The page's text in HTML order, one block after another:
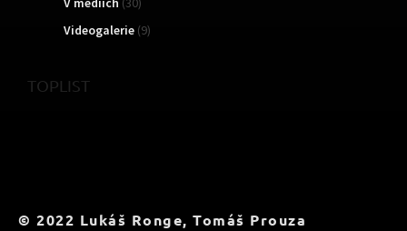
Videogalerie (9)
TOPLIST
© 2022 Lukáš Ronge, Tomáš Prouza